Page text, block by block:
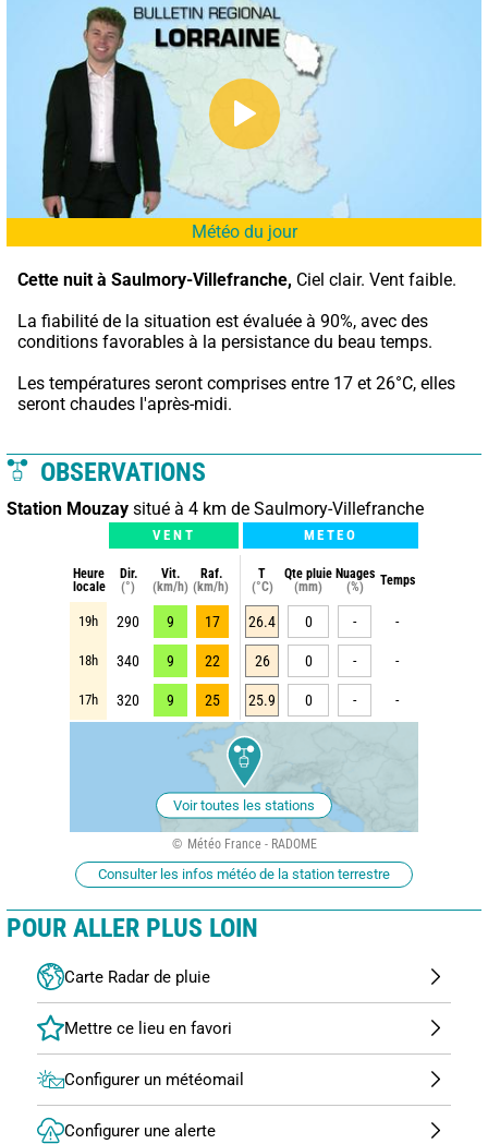
Météo du jour
Cette nuit à Saulmory-Villefranche, Ciel clair. Vent faible.
La fiabilité de la situation est évaluée à 90%, avec des
conditions favorables à la persistance du beau temps.
Les températures seront comprises entre 17 et 26°C, elles
seront chaudes l'après-midi.
OBSERVATIONS
Station Mouzay situé à 4 km de Saulmory-Villefranche
VENT METEO
Heure
locale
Dir.
(°)
Vit.
(km/h)
Raf.
(km/h)
T
(°C)
Qte pluie
(mm)
Nuages
(%)
Temps
19h 290 9 17 26.4 0 - -
18h 340 9 22 26 0 - -
17h 320 9 25 25.9 0 - -
Voir toutes les stations
Météo France - RADOME
Consulter les infos météo de la station terrestre
POUR ALLER PLUS LOIN
Carte Radar de pluie
Configurer un météomail
Configurer une alerte